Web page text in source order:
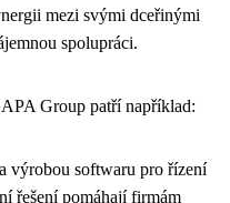
mezi svými dceřinými
spolupráci.
Group patří například:
výrobou softwaru pro řízení
řešení pomáhají firmám